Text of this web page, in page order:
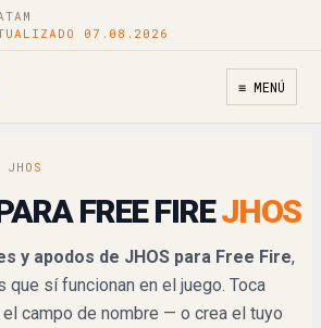
07.08.2026
≡ MENÚ
JHOS
FREE FIREJHOS
y apodos de JHOS para Free Fire,
sí funcionan en el juego. Toca
campo de nombre — o crea el tuyo
Copiar
Copiar
Copiar
Copiar